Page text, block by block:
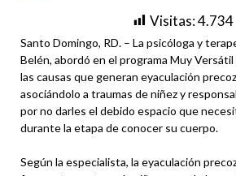
Visitas:4.734
Santo Domingo, RD. – La psicóloga y
Belén, abordó en el programa Muy Versátil
las causas que generan eyaculación
asociándolo a traumas de niñez y
por no darles el debido espacio que
durante la etapa de conocer su cuerpo.
Según la especialista, la eyaculación